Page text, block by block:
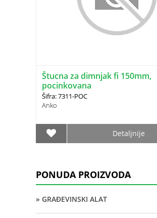
Štucna za dimnjak fi 150mm,
pocinkovana
Šifra: 7311-POC
Anko
Detaljnije
PONUDA PROIZVODA
» GRAĐEVINSKI ALAT